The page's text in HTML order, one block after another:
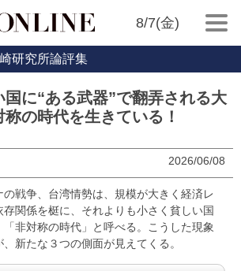
8/7(金)
研究所論評集
に“ある武器”で翻弄される大
の時代を生きている！
2026/06/08
戦争、台湾情勢は、規模が大きく経済レ
関係を梃に、それよりも小さく貧しい国
非対称の時代」と呼べる。こうした現象
新たな３つの側面が見えてくる。